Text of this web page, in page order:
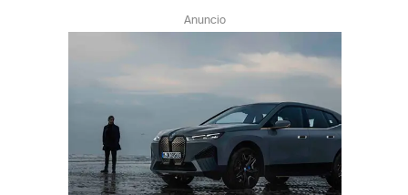
Anuncio